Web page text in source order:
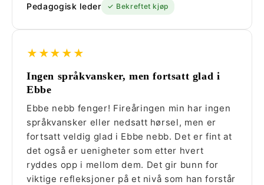
Pedagogisk leder ✓ Bekreftet kjøp
★★★★★
Ingen språkvansker, men fortsatt glad i
Ebbe
Ebbe nebb fenger! Fireåringen min har ingen
språkvansker eller nedsatt hørsel, men er
fortsatt veldig glad i Ebbe nebb. Det er fint at
det også er uenigheter som etter hvert
ryddes opp i mellom dem. Det gir bunn for
viktige refleksjoner på et nivå som han forstår